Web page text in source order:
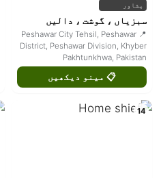
پشاور
سبزیاں ، گوشت ، دالیں
📍 Peshawar City Tehsil, Peshawar
District, Peshawar Division, Khyber
Pakhtunkhwa, Pakistan
📋 مینو دیکھیں
14